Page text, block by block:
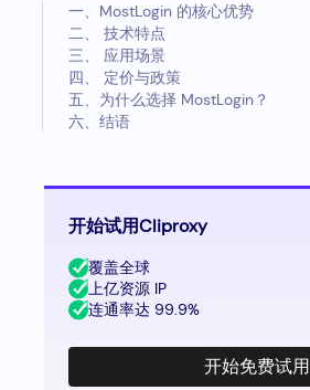
一、MostLogin 的核心优势
二、 技术特点
三、 应用场景
四、 定价与政策
五、为什么选择 MostLogin？
六、结语
开始试用Cliproxy
覆盖全球
上亿资源 IP
连通率达 99.9%
开始免费试用